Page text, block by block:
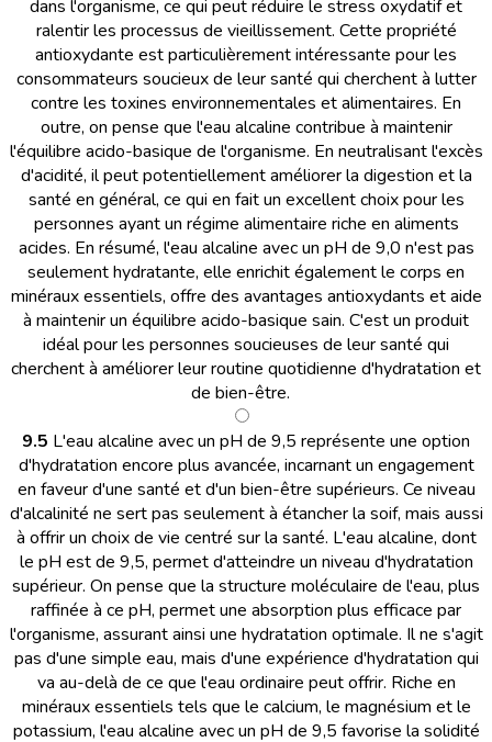
dans l'organisme, ce qui peut réduire le stress oxydatif et
ralentir les processus de vieillissement. Cette propriété
antioxydante est particulièrement intéressante pour les
consommateurs soucieux de leur santé qui cherchent à lutter
contre les toxines environnementales et alimentaires. En
outre, on pense que l'eau alcaline contribue à maintenir
l'équilibre acido-basique de l'organisme. En neutralisant l'excès
d'acidité, il peut potentiellement améliorer la digestion et la
santé en général, ce qui en fait un excellent choix pour les
personnes ayant un régime alimentaire riche en aliments
acides. En résumé, l'eau alcaline avec un pH de 9,0 n'est pas
seulement hydratante, elle enrichit également le corps en
minéraux essentiels, offre des avantages antioxydants et aide
à maintenir un équilibre acido-basique sain. C'est un produit
idéal pour les personnes soucieuses de leur santé qui
cherchent à améliorer leur routine quotidienne d'hydratation et
de bien-être.
9.5 L'eau alcaline avec un pH de 9,5 représente une option
d'hydratation encore plus avancée, incarnant un engagement
en faveur d'une santé et d'un bien-être supérieurs. Ce niveau
d'alcalinité ne sert pas seulement à étancher la soif, mais aussi
à offrir un choix de vie centré sur la santé. L'eau alcaline, dont
le pH est de 9,5, permet d'atteindre un niveau d'hydratation
supérieur. On pense que la structure moléculaire de l'eau, plus
raffinée à ce pH, permet une absorption plus efficace par
l'organisme, assurant ainsi une hydratation optimale. Il ne s'agit
pas d'une simple eau, mais d'une expérience d'hydratation qui
va au-delà de ce que l'eau ordinaire peut offrir. Riche en
minéraux essentiels tels que le calcium, le magnésium et le
potassium, l'eau alcaline avec un pH de 9,5 favorise la solidité